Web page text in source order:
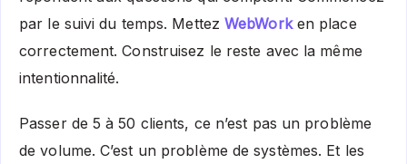
par le suivi du temps. MettezWebWorken place
correctement. Construisez le reste avec la même
intentionnalité.
Passer de 5 à 50 clients, ce n’est pas un problème
de volume. C’est un problème de systèmes. Et les